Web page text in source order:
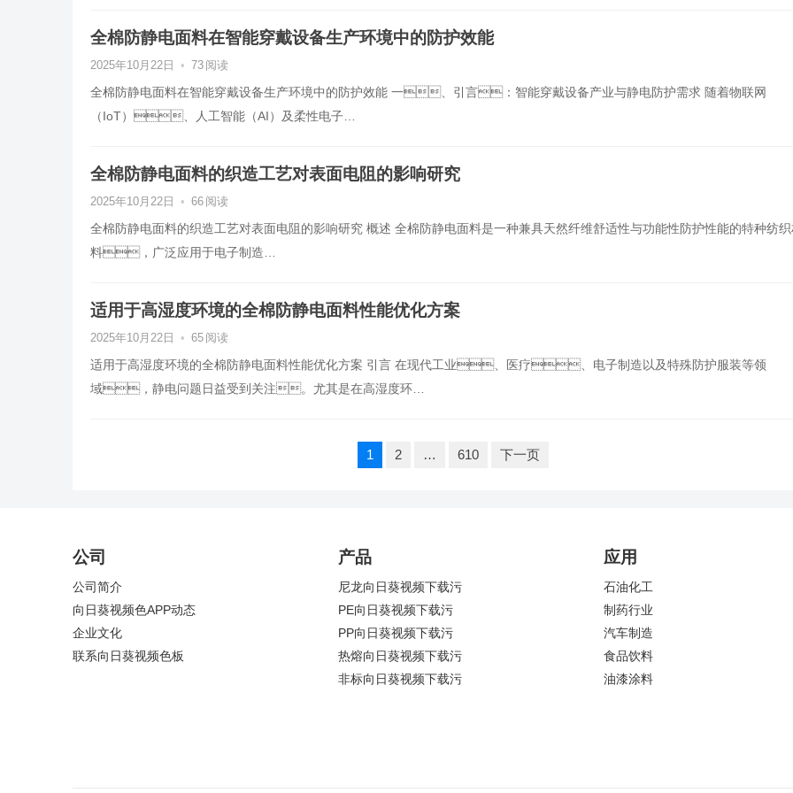
全棉防静电面料在智能穿戴设备生产环境中的防护效能
2025年10月22日 • 73 阅读
全棉防静电面料在智能穿戴设备生产环境中的防护效能 一、引言：智能穿戴设备产业与静电防护需求 随着物联网
（IoT）、人工智能（AI）及柔性电子…
全棉防静电面料的织造工艺对表面电阻的影响研究
2025年10月22日 • 66 阅读
全棉防静电面料的织造工艺对表面电阻的影响研究 概述 全棉防静电面料是一种兼具天然纤维舒适性与功能性防护性能的特种纺
料，广泛应用于电子制造…
适用于高湿度环境的全棉防静电面料性能优化方案
2025年10月22日 • 65 阅读
适用于高湿度环境的全棉防静电面料性能优化方案 引言 在现代工业、医疗、电子制造以及特殊防护服装等领
域，静电问题日益受到关注。尤其是在高湿度环…
1 2 … 610 下一页
公司
公司简介
向日葵视频色APP动态
企业文化
联系向日葵视频色板
产品
尼龙向日葵视频下载污
PE向日葵视频下载污
PP向日葵视频下载污
热熔向日葵视频下载污
非标向日葵视频下载污
应用
石油化工
制药行业
汽车制造
食品饮料
油漆涂料